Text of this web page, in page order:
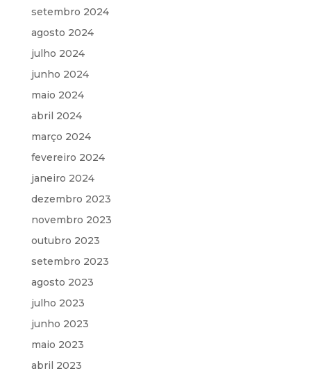
setembro 2024
agosto 2024
julho 2024
junho 2024
maio 2024
abril 2024
março 2024
fevereiro 2024
janeiro 2024
dezembro 2023
novembro 2023
outubro 2023
setembro 2023
agosto 2023
julho 2023
junho 2023
maio 2023
abril 2023